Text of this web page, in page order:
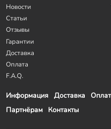
Информация Доставка
Партнёрам
Контакты
Новости
Статьи
Отзывы
Гарантии
Доставка
Оплата
F.A.Q.